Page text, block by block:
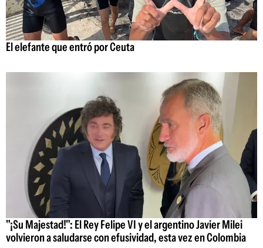
El elefante que entró por Ceuta
"¡Su Majestad!": El Rey Felipe VI y el argentino Javier Milei
volvieron a saludarse con efusividad, esta vez en Colombia